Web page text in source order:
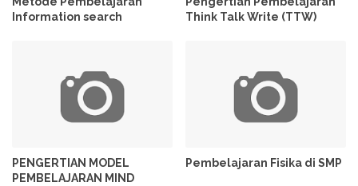
Information search
Think Talk Write (TTW)
PENGERTIAN MODEL
PEMBELAJARAN MIND
Pembelajaran Fisika di SMP